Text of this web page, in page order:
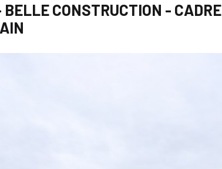
CONSTRUCTION - CADRE